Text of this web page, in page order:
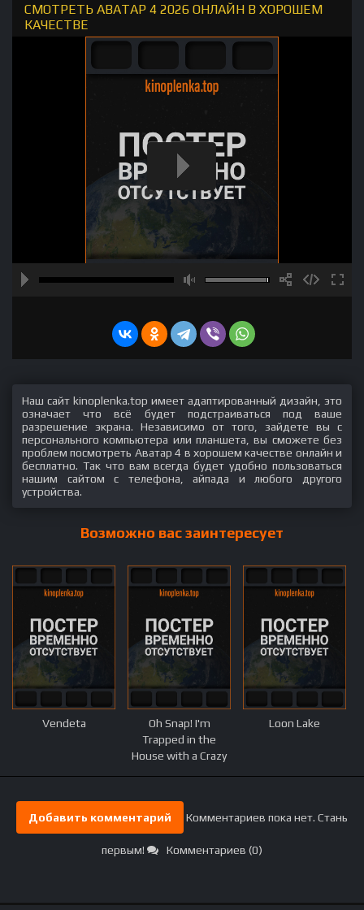
СМОТРЕТЬ АВАТАР 4 2026 ОНЛАЙН В ХОРОШЕМ
КАЧЕСТВЕ
Наш сайт kinoplenka.top имеет адаптированный дизайн, это
означает что всё будет подстраиваться под ваше
разрешение экрана. Независимо от того, зайдете вы с
персонального компьютера или планшета, вы сможете без
проблем посмотреть Аватар 4 в хорошем качестве онлайн и
бесплатно. Так что вам всегда будет удобно пользоваться
нашим сайтом с телефона, айпада и любого другого
устройства.
Возможно вас заинтересует
Vendeta
Oh Snap! I'm
Trapped in the
House with a Crazy
Loon Lake
Добавить комментарий Комментариев пока нет. Стань
первым! Комментариев (0)